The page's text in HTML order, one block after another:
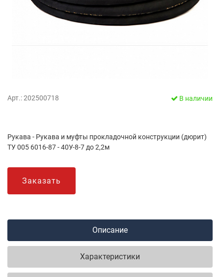
Арт.: 202500718 В наличии
Рукава - Рукава и муфты прокладочной конструкции (дюрит)
ТУ 005 6016-87 - 40У-8-7 до 2,2м
Заказать
Описание
Характеристики